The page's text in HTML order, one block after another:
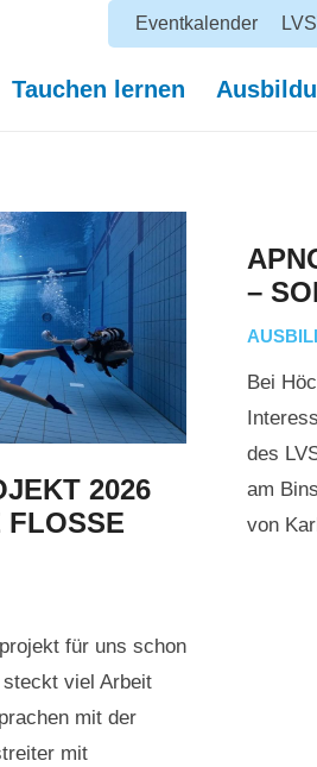
Eventkalender
Tauchen lernen
2026
FLOSSE
für uns schon
viel Arbeit
mit der
mit
–
Bei
des
am
von